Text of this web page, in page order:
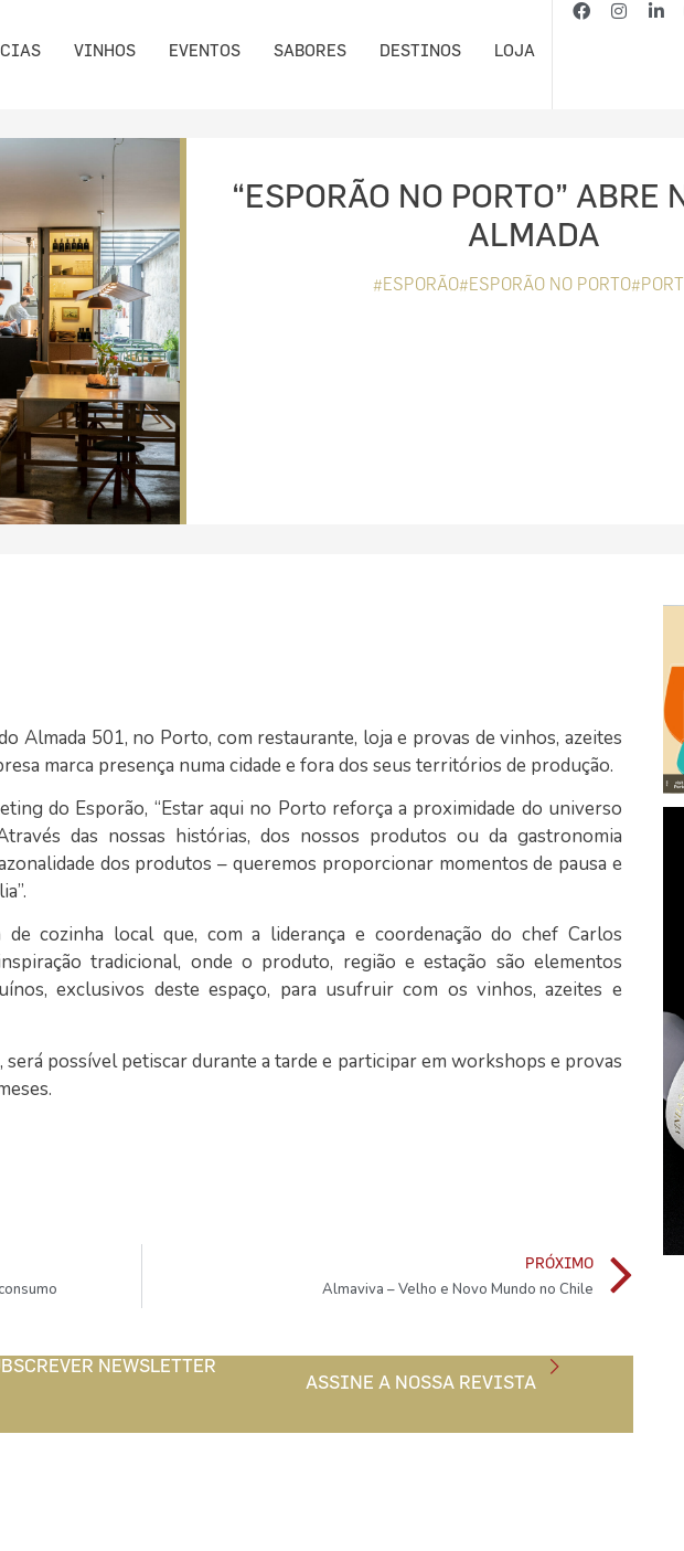
VINHOS EVENTOS SABORES DESTINOS LOJA
“ESPORÃO NO PORTO” ABRE
ALMADA
#ESPORÃO#ESPORÃO NO
Almada 501, no Porto, com restaurante, loja e provas de vinhos, azeites
marca presença numa cidade e fora dos seus territórios de produção.
do Esporão, “Estar aqui no Porto reforça a proximidade do universo
das nossas histórias, dos nossos produtos ou da gastronomia
dos produtos – queremos proporcionar momentos de pausa e
cozinha local que, com a liderança e coordenação do chef Carlos
tradicional, onde o produto, região e estação são elementos
exclusivos deste espaço, para usufruir com os vinhos, azeites e
será possível petiscar durante a tarde e participar em workshops e provas
PRÓXIMO
Almaviva – Velho e Novo Mundo no Chile
NEWSLETTER
ASSINE A NOSSA REVISTA